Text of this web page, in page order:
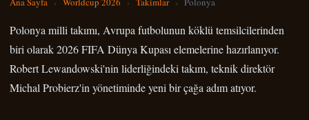
Polonya milli takımı, Avrupa futbolunun köklü temsilcilerinden
biri olarak 2026 FIFA Dünya Kupası elemelerine hazırlanıyor.
Robert Lewandowski'nin liderliğindeki takım, teknik direktör
Michal Probierz'in yönetiminde yeni bir çağa adım atıyor.